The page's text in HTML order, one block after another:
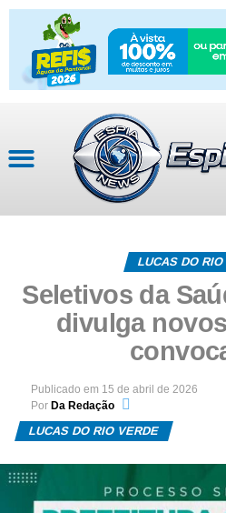
LUCAS DO
Seletivos da
divulga
Publicado em 15 de abril de 2026
Por Da Redação
LUCAS DO RIO VERDE